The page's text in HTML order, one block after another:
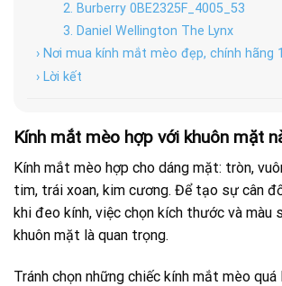
2. Burberry 0BE2325F_4005_53
3. Daniel Wellington The Lynx
› Nơi mua kính mắt mèo đẹp, chính hãng
› Lời kết
Kính mắt mèo hợp với khuôn mặt
Kính mắt mèo hợp cho dáng mặt: tròn,
tim, trái xoan, kim cương. Để tạo sự cân
khi đeo kính, việc chọn kích thước và màu
khuôn mặt là quan trọng.
Tránh chọn những chiếc kính mắt mèo quá